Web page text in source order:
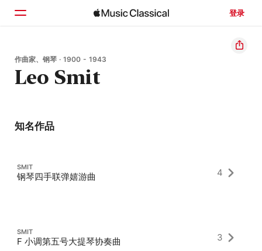
登录
主页
浏览
作曲家、钢琴 · 1900 - 1943
Leo Smit
知名作品
SMIT
钢琴四手联弹嬉游曲 4
SMIT
F 小调第五号大提琴协奏曲 3